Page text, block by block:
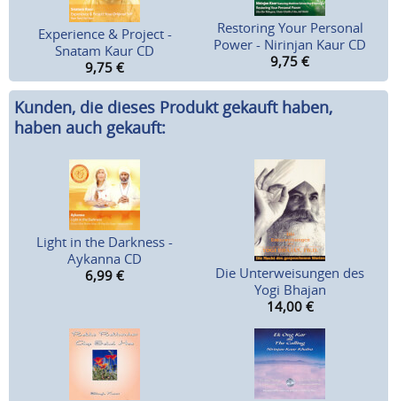
Experience & Project -
Snatam Kaur CD
9,75 €
Restoring Your Personal
Power - Nirinjan Kaur CD
9,75 €
Kunden, die dieses Produkt gekauft haben,
haben auch gekauft:
Light in the Darkness -
Aykanna CD
6,99 €
Die Unterweisungen des
Yogi Bhajan
14,00 €